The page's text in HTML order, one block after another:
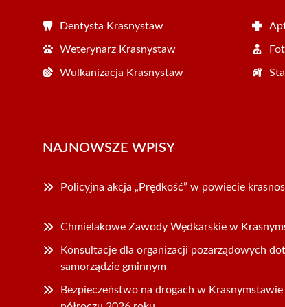
Dentysta Krasnystaw
Weterynarz Krasnystaw
Wulkanizacja Krasnystaw
NAJNOWSZE WPISY
Policyjna akcja „Prędkość” w powiecie
Chmielakowe Zawody Wędkarskie w
Konsultacje dla organizacji pozarządowych
samorządzie gminnym
Bezpieczeństwo na drogach w